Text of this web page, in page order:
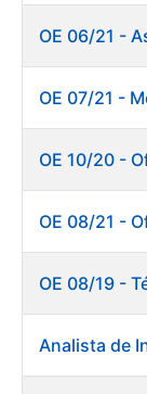
Mostrar/
Mostrar/
Mostrar/
OE 06/21 -
OE 07/21 -
OE 10/20 -
OE 08/21 -
Analista de